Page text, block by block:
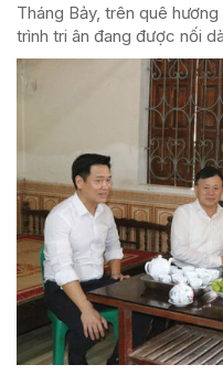
Tháng Bảy, trên quê
trình tri ân đang được nối